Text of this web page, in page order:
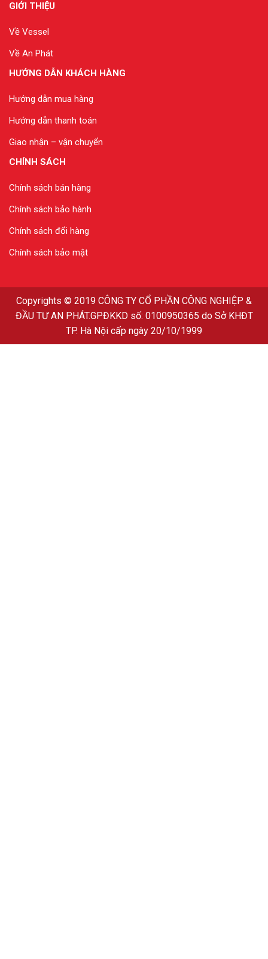
GIỚI THIỆU
Về Vessel
Về An Phát
HƯỚNG DẪN KHÁCH HÀNG
Hướng dẫn mua hàng
Hướng dẫn thanh toán
Giao nhận – vận chuyển
CHÍNH SÁCH
Chính sách bán hàng
Chính sách bảo hành
Chính sách đổi hàng
Chính sách bảo mật
Copyrights © 2019 CÔNG TY CỔ PHẦN CÔNG NGHIỆP &
ĐẦU TƯ AN PHÁT.GPĐKKD số: 0100950365 do Sở KHĐT
TP. Hà Nội cấp ngày 20/10/1999